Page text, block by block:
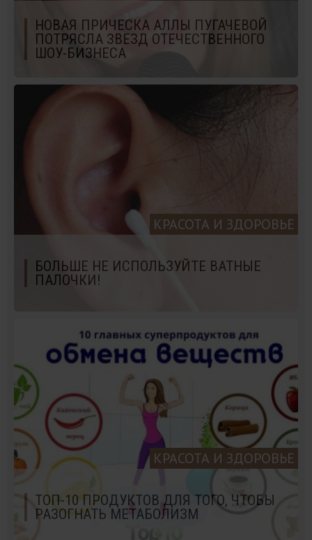
НОВАЯ ПРИЧЕСКА АЛЛЫ ПУГАЧЕВОЙ
ПОТРЯСЛА ЗВЕЗД ОТЕЧЕСТВЕННОГО
ШОУ-БИЗНЕСА
КРАСОТА И ЗДОРОВЬЕ
БОЛЬШЕ НЕ ИСПОЛЬЗУЙТЕ ВАТНЫЕ
ПАЛОЧКИ!
КРАСОТА И ЗДОРОВЬЕ
ТОП-10 ПРОДУКТОВ ДЛЯ ТОГО, ЧТОБЫ
РАЗОГНАТЬ МЕТАБОЛИЗМ